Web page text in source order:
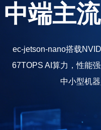
中端主
ec-jetson-nano搭载
67TOPS AI算力，性能
中小型机